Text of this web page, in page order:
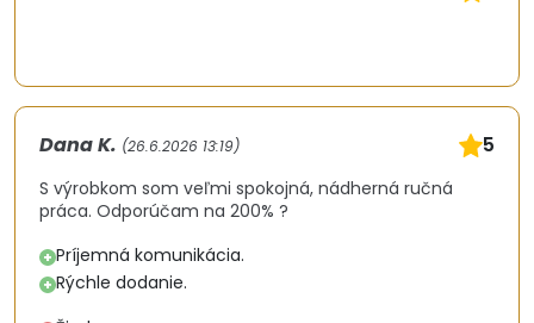
Dana K. (26.6.2026 13:19) 5
S výrobkom som veľmi spokojná, nádherná ručná
práca. Odporúčam na 200% ?
+Príjemná komunikácia.
+Rýchle dodanie.